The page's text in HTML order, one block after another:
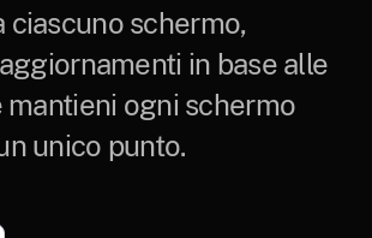
ciascuno schermo,
in base alle
mantieni ogni schermo
unico punto.